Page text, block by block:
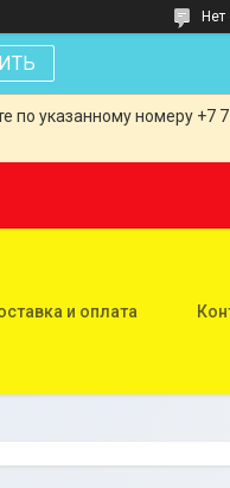
Нет
указанному номеру +7
и оплата